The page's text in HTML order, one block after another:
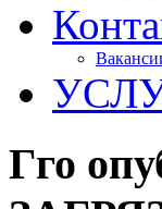
Гго